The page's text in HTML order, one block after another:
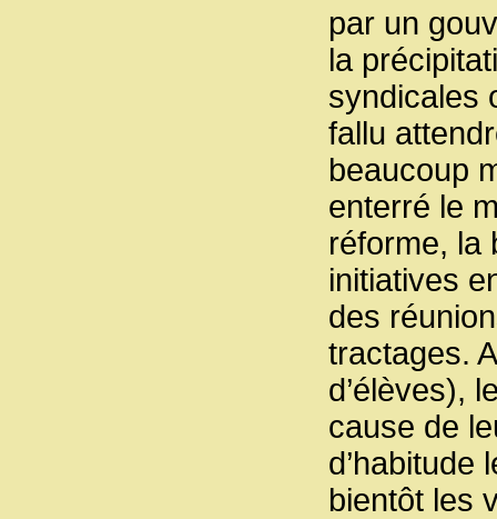
par un
la
syndicales
fallu
beaucoup
enterré le
réforme, la
initiatives
des
tractages.
d’élèves),
cause de
d’habitude
bientôt les